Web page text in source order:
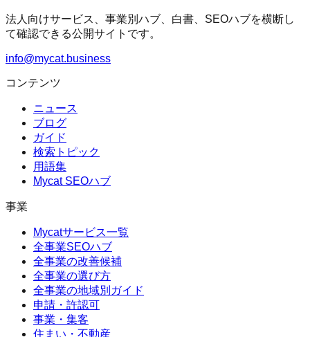
法人向けサービス、事業別ハブ、白書、SEOハブを横断し
て確認できる公開サイトです。
info@mycat.business
コンテンツ
ニュース
ブログ
ガイド
検索トピック
用語集
Mycat SEOハブ
事業
Mycatサービス一覧
全事業SEOハブ
全事業の改善候補
全事業の選び方
全事業の地域別ガイド
申請・許認可
事業・集客
住まい・不動産